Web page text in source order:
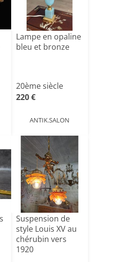
Lampe en opaline
bleu et bronze
20ème siècle
220 €
ANTIK.SALON
Suspension de
style Louis XV au
chérubin vers
1920